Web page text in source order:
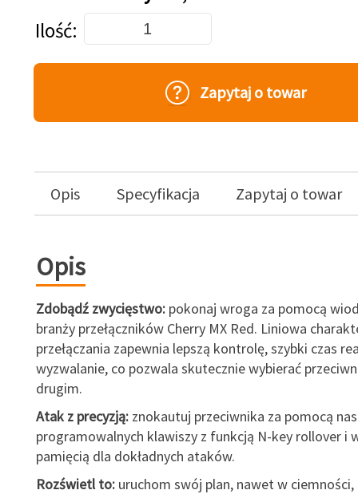
Dodaj do koszyka
Ilość
Zapytaj o towar
Opis Specyfikacja Zapytaj o towar
Opis
Zdobądź zwycięstwo:pokonaj wroga za pomocą
branży przełączników Cherry MX Red. Liniowa
przełączania zapewnia lepszą kontrolę, szybki czas
wyzwalanie, co pozwala skutecznie wybierać
drugim.
Atak z precyzją:znokautuj przeciwnika za pomocą
programowalnych klawiszy z funkcją N-key rollover i
pamięcią dla dokładnych ataków.
Rozświetl to:uruchom swój plan, nawet w ciemności,